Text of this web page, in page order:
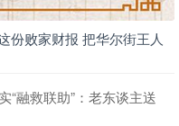
份败家财报 把华尔街王人
“融救联助”：老东谈主送